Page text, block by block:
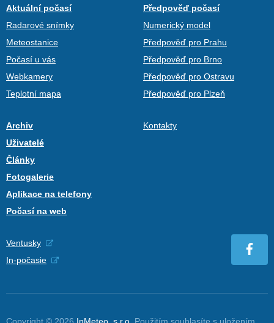
Aktuální počasí
Radarové snímky
Meteostanice
Počasí u vás
Webkamery
Teplotní mapa
Předpověď počasí
Numerický model
Předpověď pro Prahu
Předpověď pro Brno
Předpověď pro Ostravu
Předpověď pro Plzeň
Archiv
Uživatelé
Články
Fotogalerie
Aplikace na telefony
Počasí na web
Kontakty
Ventusky
In-počasie
Copyright © 2026 InMeteo, s.r.o. Použitím souhlasíte s uložením